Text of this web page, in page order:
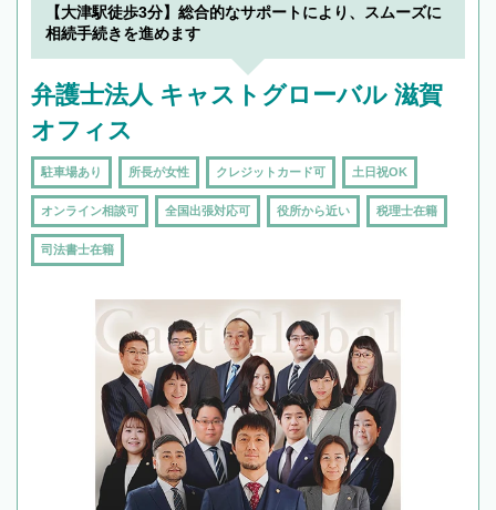
【大津駅徒歩3分】総合的なサポートにより、スムーズに
相続手続きを進めます
弁護士法人 キャストグローバル 滋賀
オフィス
駐車場あり 所長が女性 クレジットカード可 土日祝OK
オンライン相談可 全国出張対応可 役所から近い 税理士在籍
司法書士在籍